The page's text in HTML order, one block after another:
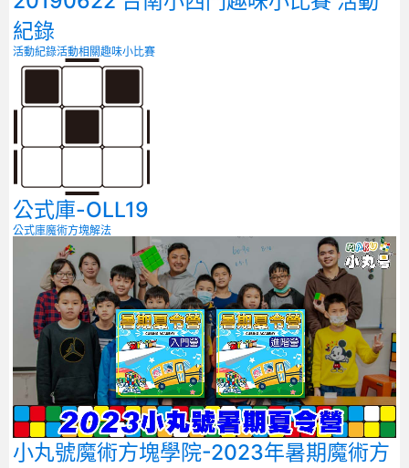
紀錄
活動紀錄活動相關趣味小比賽
公式庫-OLL19
公式庫魔術方塊解法
小丸號魔術方塊學院-2023年暑期魔術方